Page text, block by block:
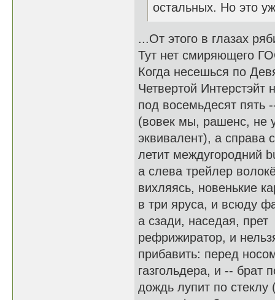
остальных. Но это
...От этого в глазах
Тут нет смиряющего
Когда несешься по
Четвертой Интерстэйт
под восемьдесят пять
(вовек мы, рашенс, не
эквивалент), а справа
летит междугородний
а слева трейлер
вихляясь, новенькие
в три яруса, и всюду
а сзади, наседая, прет
рефрижиратор, и
прибавить: перед
газгольдера, и -- брат
дождь лупит по стеклу